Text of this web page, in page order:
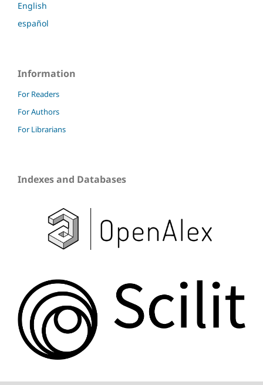
English
español
Information
For Readers
For Authors
For Librarians
Indexes and Databases